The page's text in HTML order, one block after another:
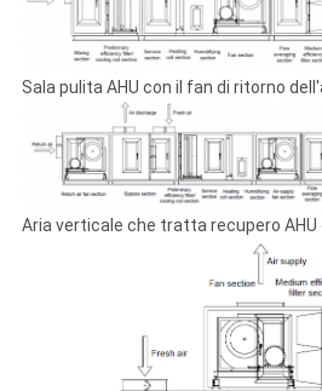
Sala pulita AHU con il fan di ritorno
Aria verticale che tratta recupero